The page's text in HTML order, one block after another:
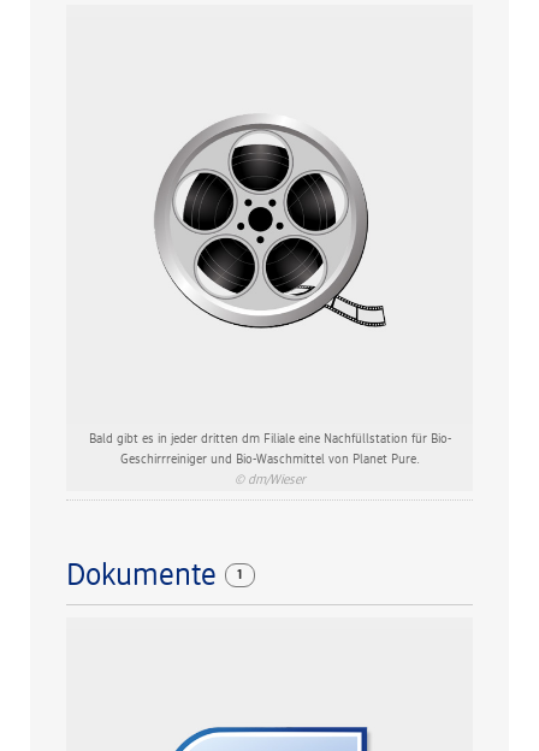
Bald gibt es in jeder dritten dm Filiale eine Nachfüllstation für Bio-
Geschirrreiniger und Bio-Waschmittel von Planet Pure.
© dm/Wieser
Dokumente 1